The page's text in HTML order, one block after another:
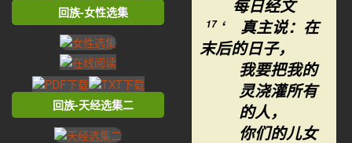
回族-女性选集
回族-天经选集二
每日经文
17 ‘ 真主说：在
末后的日子，
我要把我的
灵浇灌所有
的人，
你们的儿女